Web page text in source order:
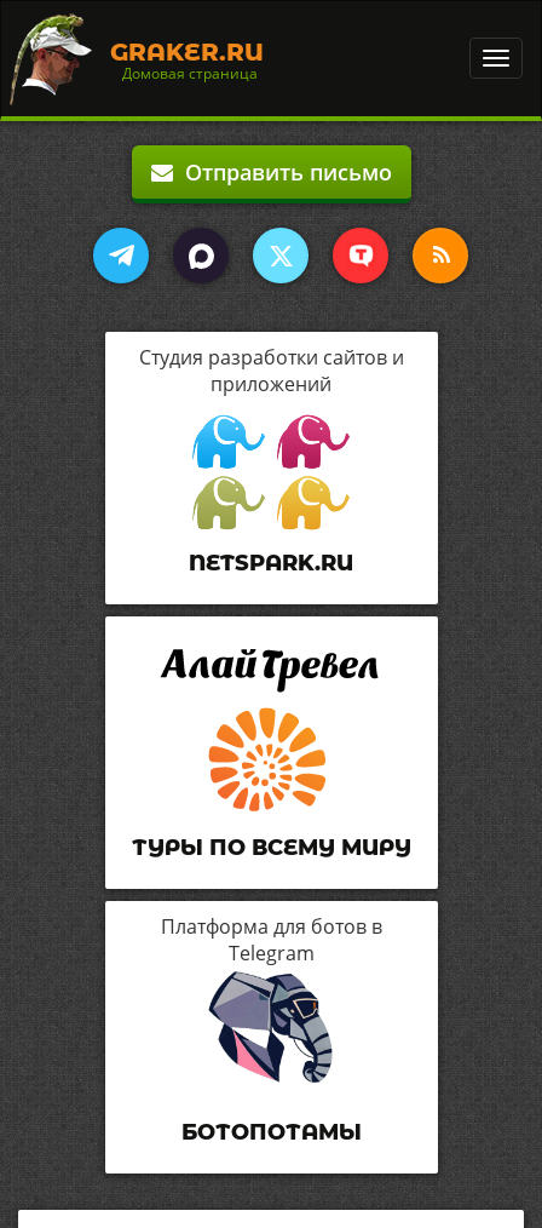
GRAKER.RU
Домовая страница
Отправить письмо
Студия разработки сайтов и
приложений
NETSPARK.RU
ТУРЫ ПО ВСЕМУ МИРУ
Платформа для ботов в
Telegram
БОТОПОТАМЫ